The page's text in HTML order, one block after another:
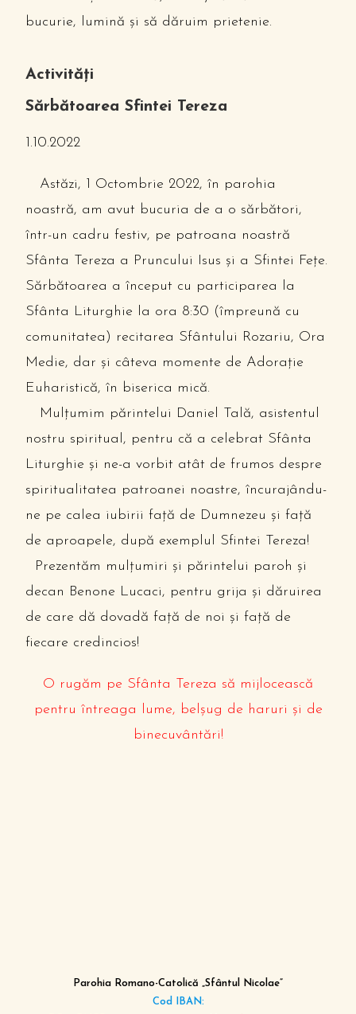
bucurie, lumină şi să dăruim prietenie.
Activități
Sărbătoarea Sfintei Tereza
1.10.2022
Astăzi, 1 Octombrie 2022, în parohia
noastră, am avut bucuria de a o sărbători,
într-un cadru festiv, pe patroana noastră
Sfânta Tereza a Pruncului Isus și a Sfintei Fețe.
Sărbătoarea a început cu participarea la
Sfânta Liturghie la ora 8:30 (împreună cu
comunitatea) recitarea Sfântului Rozariu, Ora
Medie, dar și câteva momente de Adorație
Euharistică, în biserica mică.
Mulțumim părintelui Daniel Tală, asistentul
nostru spiritual, pentru că a celebrat Sfânta
Liturghie și ne-a vorbit atât de frumos despre
spiritualitatea patroanei noastre, încurajându-
ne pe calea iubirii față de Dumnezeu și față
de aproapele, după exemplul Sfintei Tereza!
Prezentăm mulțumiri și părintelui paroh și
decan Benone Lucaci, pentru grija și dăruirea
de care dă dovadă față de noi și față de
fiecare credincios!
O rugăm pe Sfânta Tereza să mijlocească
pentru întreaga lume, belșug de haruri și de
binecuvântări!
Parohia Romano-Catolică „Sfântul Nicolae”
Cod IBAN: